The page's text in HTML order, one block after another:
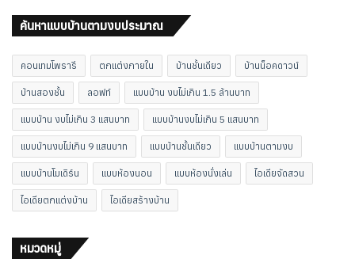
ค้นหาแบบบ้านตามงบประมาณ
คอนเทมโพรารี ตกแต่งภายใน บ้านชั้นเดียว บ้านน็อคดาวน์
บ้านสองชั้น ลอฟท์ แบบบ้าน งบไม่เกิน 1.5 ล้านบาท
แบบบ้าน งบไม่เกิน 3 แสนบาท แบบบ้านงบไม่เกิน 5 แสนบาท
แบบบ้านงบไม่เกิน 9 แสนบาท แบบบ้านชั้นเดียว แบบบ้านตามงบ
แบบบ้านโมเดิร์น แบบห้องนอน แบบห้องนั่งเล่น ไอเดียจัดสวน
ไอเดียตกแต่งบ้าน ไอเดียสร้างบ้าน
หมวดหมู่